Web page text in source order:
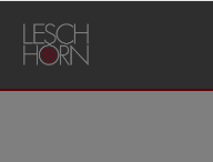
springen